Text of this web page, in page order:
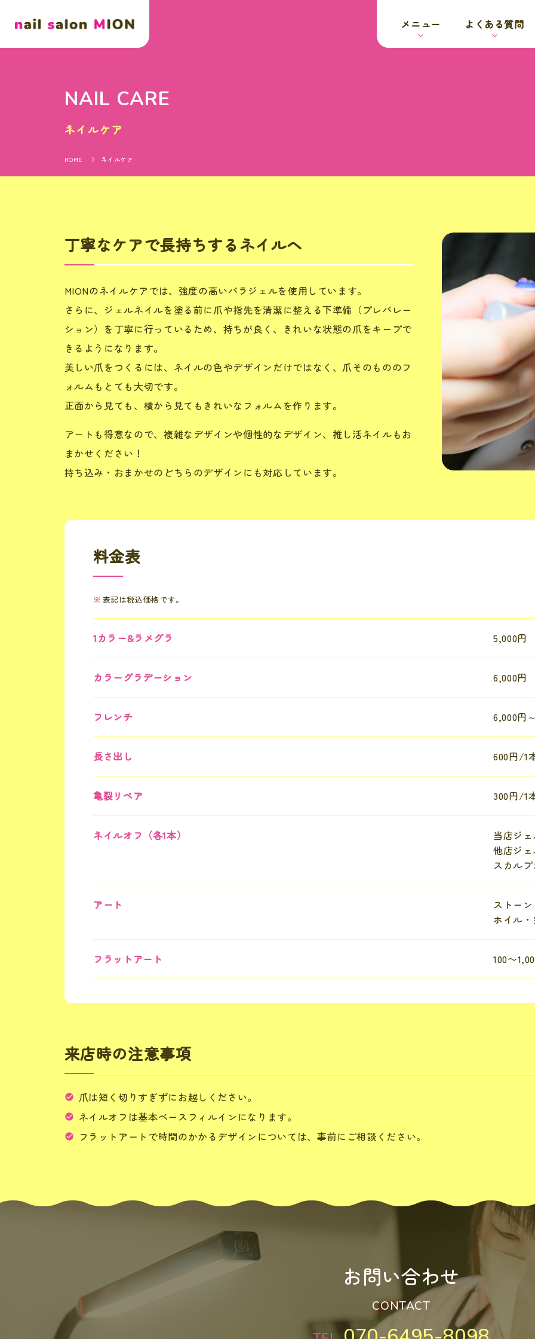
メニュー よくある質問
NAIL CARE
ネイルケア
HOME ネイルケア
丁寧なケアで長持ちするネイルへ
MIONのネイルケアでは、強度の高いパラジェルを使用しています。
さらに、ジェルネイルを塗る前に爪や指先を清潔に整える下準備（プレパレー
ション）を丁寧に行っているため、持ちが良く、きれいな状態の爪をキープで
きるようになります。
美しい爪をつくるには、ネイルの色やデザインだけではなく、爪そのもののフ
ォルムもとても大切です。
正面から見ても、横から見てもきれいなフォルムを作ります。
アートも得意なので、複雑なデザインや個性的なデザイン、推し活ネイルもお
まかせください！
持ち込み・おまかせのどちらのデザインにも対応しています。
料金表
表記は税込価格です。
1カラー&ラメグラ 5,000円
カラーグラデーション 6,000円
フレンチ 6,000円～
長さ出し 600円/1
亀裂リペア 300円/1
ネイルオフ（各1本）
当店ジ
他店ジェ
スカル
アート
ストー
ホイル
フラットアート 100〜
来店時の注意事項
爪は短く切りすぎずにお越しください。
ネイルオフは基本ベースフィルインになります。
フラットアートで時間のかかるデザインについては、事前にご相談ください。
お問い合わせ
CONTACT